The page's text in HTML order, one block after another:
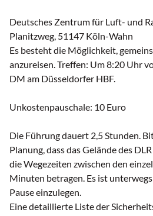
Deutsches Zentrum für Luft- und
Planitzweg, 51147 Köln-Wahn
Es besteht die Möglichkeit,
anzureisen. Treffen: Um 8:20 Uhr
DM am Düsseldorfer HBF.
Unkostenpauschale: 10 Euro
Die Führung dauert 2,5 Stunden.
Planung, dass das Gelände des
die Wegezeiten zwischen den
Minuten betragen. Es ist
Pause einzulegen.
Eine detaillierte Liste der